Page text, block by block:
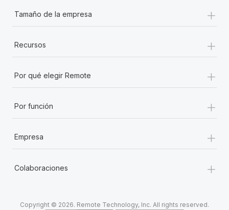
Tamaño de la empresa +
Recursos +
Por qué elegir Remote +
Por función +
Empresa +
Colaboraciones +
Copyright © 2026. Remote Technology, Inc. All rights reserved.